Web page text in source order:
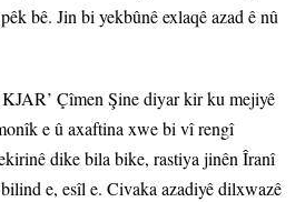
bê. Jin bi yekbûnê exlaqê azad ê nû
Çîmen Şine diyar kir ku mejiyê
e û axaftina xwe bi vî rengî
dike bila bike, rastiya jinên Îranî
e, esîl e. Civaka azadiyê dilxwazê